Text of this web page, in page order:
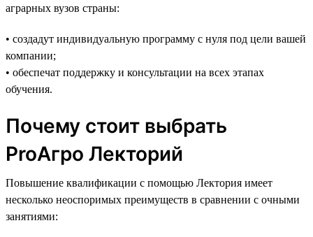
аграрных вузов страны:
• создадут индивидуальную программу с нуля под цели вашей
компании;
• обеспечат поддержку и консультации на всех этапах
обучения.
Почему стоит выбрать
ProАгро Лекторий
Повышение квалификации с помощью Лектория имеет
несколько неоспоримых преимуществ в сравнении с очными
занятиями: